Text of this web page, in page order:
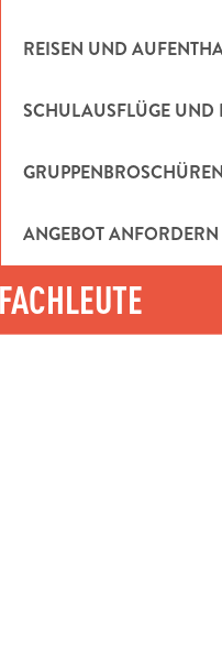
REISEN UND
SCHULAUSFLÜGE UND
ANGEBOT ANFORDERN
FACHLEUTE
LETTER
KUNDENKONTO